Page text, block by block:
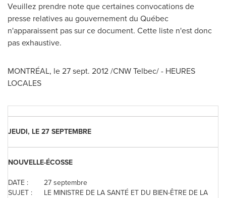
Veuillez prendre note que certaines convocations de
presse relatives au gouvernement du Québec
n'apparaissent pas sur ce document. Cette liste n'est donc
pas exhaustive.
MONTRÉAL, le27 sept. 2012/CNW Telbec/ - HEURES
LOCALES
JEUDI, LE 27 SEPTEMBRE
NOUVELLE-ÉCOSSE
DATE :
27 septembre
SUJET :
LE MINISTRE DE LA SANTÉ ET DU BIEN-ÊTRE DE LA